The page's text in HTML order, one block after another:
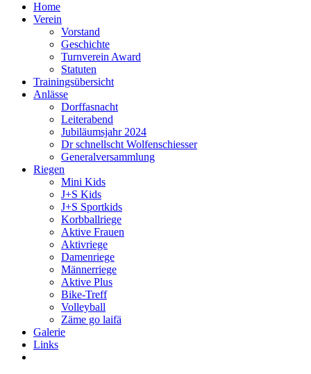
Home
Verein
Vorstand
Geschichte
Turnverein Award
Statuten
Trainingsübersicht
Anlässe
Dorffasnacht
Leiterabend
Jubiläumsjahr 2024
Dr schnellscht Wolfenschiesser
Generalversammlung
Riegen
Mini Kids
J+S Kids
J+S Sportkids
Korbballriege
Aktive Frauen
Aktivriege
Damenriege
Männerriege
Aktive Plus
Bike-Treff
Volleyball
Zäme go laifä
Galerie
Links